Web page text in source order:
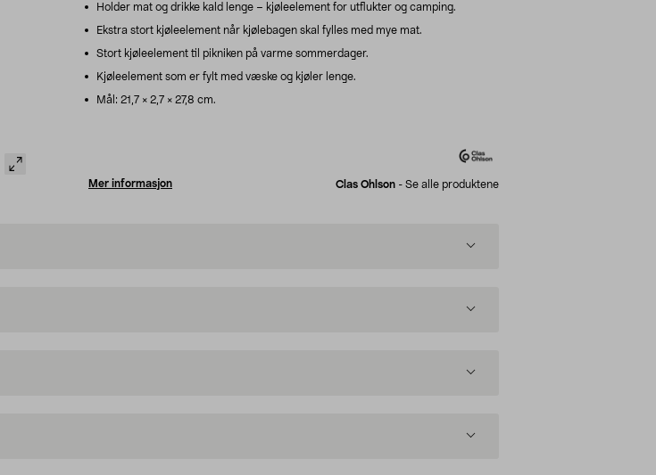
Holder mat og drikke kald lenge – kjøleelement for utflukter og camping.
Ekstra stort kjøleelement når kjølebagen skal fylles med mye mat.
Stort kjøleelement til pikniken på varme sommerdager.
Kjøleelement som er fylt med væske og kjøler lenge.
Mål: 21,7 × 2,7 × 27,8 cm.
Mer informasjon Clas Ohlson - Se alle produktene